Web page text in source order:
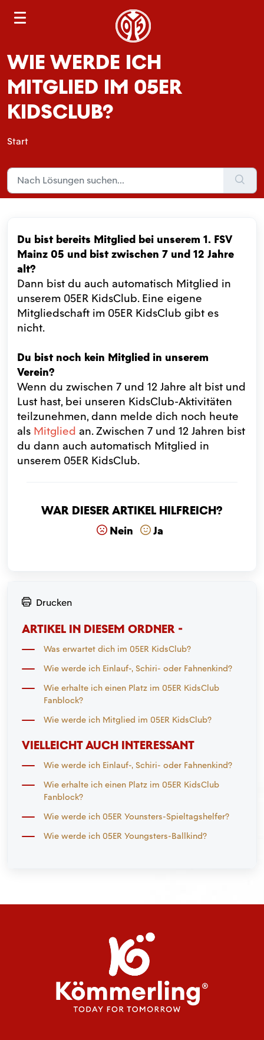
WIE WERDE ICH
MITGLIED IM 05ER
KIDSCLUB?
Start
Du bist bereits Mitglied bei unserem 1. FSV
Mainz 05 und bist zwischen 7 und 12 Jahre
alt?
Dann bist du auch automatisch Mitglied in
unserem 05ER KidsClub. Eine eigene
Mitgliedschaft im 05ER KidsClub gibt es
nicht.
Du bist noch kein Mitglied in unserem
Verein?
Wenn du zwischen 7 und 12 Jahre alt bist und
Lust hast, bei unseren KidsClub-Aktivitäten
teilzunehmen, dann melde dich noch heute
als Mitglied an. Zwischen 7 und 12 Jahren bist
du dann auch automatisch Mitglied in
unserem 05ER KidsClub.
War dieser Artikel hilfreich?
Nein Ja
Drucken
ARTIKEL IN DIESEM ORDNER -
Was erwartet dich im 05ER KidsClub?
Wie werde ich Einlauf-, Schiri- oder Fahnenkind?
Wie erhalte ich einen Platz im 05ER KidsClub
Fanblock?
Wie werde ich Mitglied im 05ER KidsClub?
VIELLEICHT AUCH INTERESSANT
Wie werde ich Einlauf-, Schiri- oder Fahnenkind?
Wie erhalte ich einen Platz im 05ER KidsClub
Fanblock?
Wie werde ich 05ER Younsters-Spieltagshelfer?
Wie werde ich 05ER Youngsters-Ballkind?